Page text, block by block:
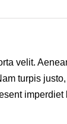
velit.
turpis
imperdiet